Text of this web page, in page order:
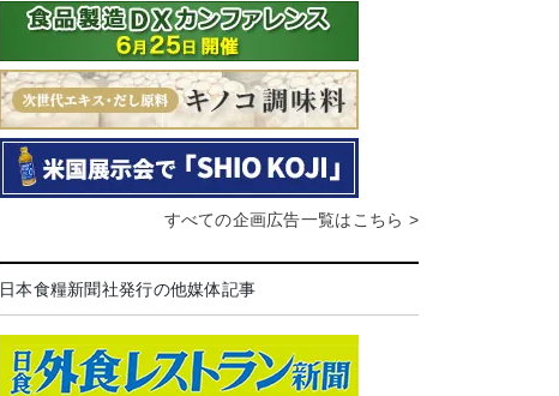
すべての企画広告一覧はこちら >
日本食糧新聞社発行の他媒体記事